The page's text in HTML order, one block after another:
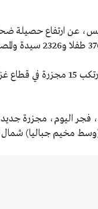
عن ارتفاع حصيلة
فجر اليوم، مجزرة
(وسط مخيم جباليا)